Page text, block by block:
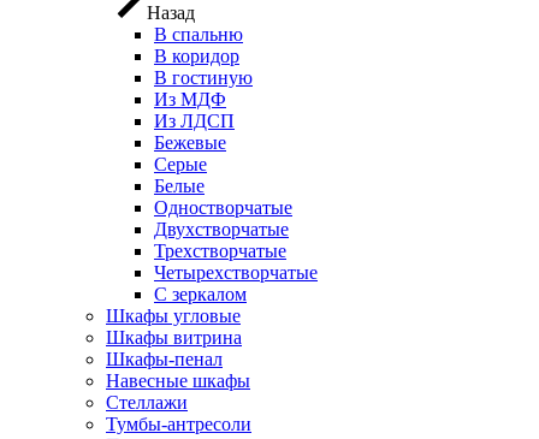
Назад
В спальню
В коридор
В гостиную
Из МДФ
Из ЛДСП
Бежевые
Серые
Белые
Одностворчатые
Двухстворчатые
Трехстворчатые
Четырехстворчатые
С зеркалом
Шкафы угловые
Шкафы витрина
Шкафы-пенал
Навесные шкафы
Стеллажи
Тумбы-антресоли